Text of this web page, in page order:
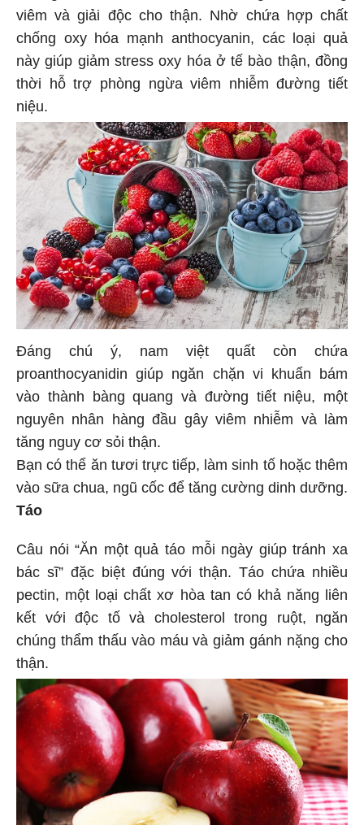
viêm và giải độc cho thận. Nhờ chứa hợp chất
chống oxy hóa mạnh anthocyanin, các loại quả
này giúp giảm stress oxy hóa ở tế bào thận, đồng
thời hỗ trợ phòng ngừa viêm nhiễm đường tiết
niệu.
Đáng chú ý, nam việt quất còn chứa
proanthocyanidin giúp ngăn chặn vi khuẩn bám
vào thành bàng quang và đường tiết niệu, một
nguyên nhân hàng đầu gây viêm nhiễm và làm
tăng nguy cơ sỏi thận.
Bạn có thể ăn tươi trực tiếp, làm sinh tố hoặc thêm
vào sữa chua, ngũ cốc để tăng cường dinh dưỡng.
Táo
Câu nói “Ăn một quả táo mỗi ngày giúp tránh xa
bác sĩ” đặc biệt đúng với thận. Táo chứa nhiều
pectin, một loại chất xơ hòa tan có khả năng liên
kết với độc tố và cholesterol trong ruột, ngăn
chúng thẩm thấu vào máu và giảm gánh nặng cho
thận.